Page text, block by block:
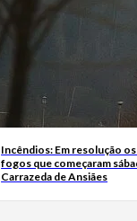
Incêndios: Em resolução
fogos que começaram
Carrazeda de Ansiães